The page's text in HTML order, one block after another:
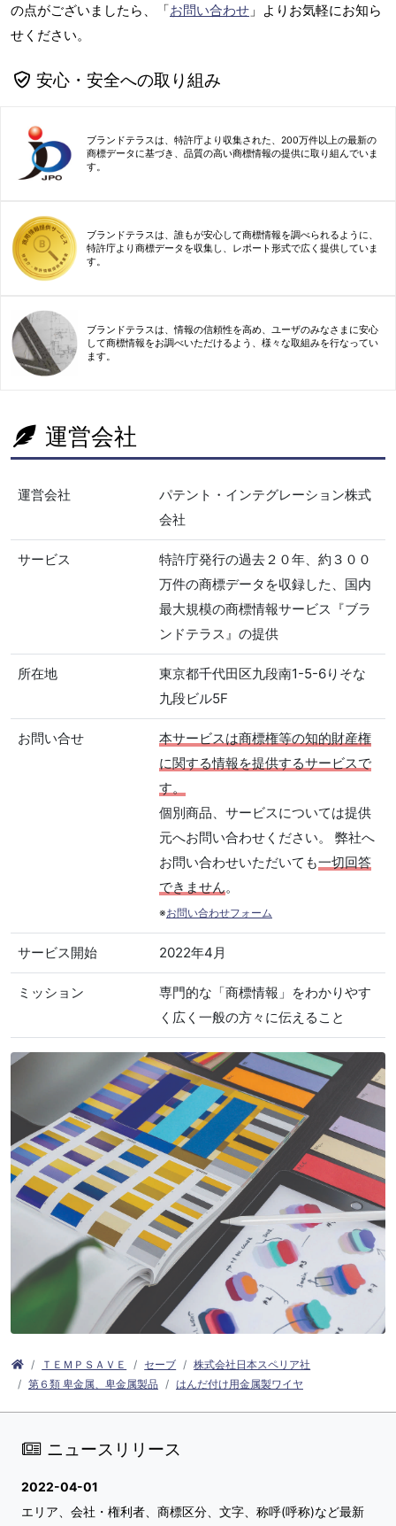
の点がございましたら、「お問い合わせ 」よりお気軽にお知ら
せください。
安心・安全への取り組み
ブランドテラスは、特許庁より収集された、200万件以上の最新の
商標データに基づき、品質の高い商標情報の提供に取り組んでいま
す。
ブランドテラスは、誰もが安心して商標情報を調べられるように、
特許庁より商標データを収集し、レポート形式で広く提供していま
す。
ブランドテラスは、情報の信頼性を高め、ユーザのみなさまに安心
して商標情報をお調べいただけるよう、様々な取組みを行なってい
ます。
運営会社
運営会社
パテント・インテグレーション株式
会社
サービス
特許庁発行の過去２０年、約３００
万件の商標データを収録した、国内
最大規模の商標情報サービス『ブラ
ンドテラス』の提供
所在地
東京都千代田区九段南1-5-6りそな
九段ビル5F
お問い合せ
本サービスは商標権等の知的財産権
に関する情報を提供するサービスで
す。
個別商品、サービスについては提供
元へお問い合わせください。 弊社へ
お問い合わせいただいても一切回答
できません。
※お問い合わせフォーム
サービス開始 2022年4月
ミッション
専門的な「商標情報」をわかりやす
く広く一般の方々に伝えること
ＴＥＭＰＳＡＶＥ セーブ
株式会社日本スペリア社
第６類 卑金属、卑金属製品
はんだ付け用金属製ワイヤ
ニュースリリース
2022-04-01
エリア、会社・権利者、商標区分、文字、称呼(呼称)など最新